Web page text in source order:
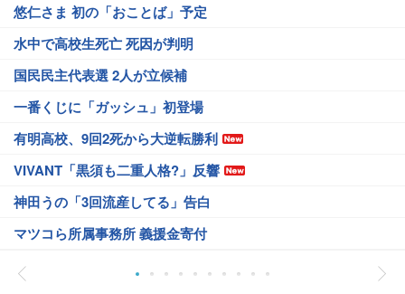
悠仁さま 初の「おことば」予定
水中で高校生死亡 死因が判明
国民民主代表選 2人が立候補
一番くじに「ガッシュ」初登場
有明高校、9回2死から大逆転勝利
VIVANT「黒須も二重人格?」反響
神田うの「3回流産してる」告白
マツコら所属事務所 義援金寄付